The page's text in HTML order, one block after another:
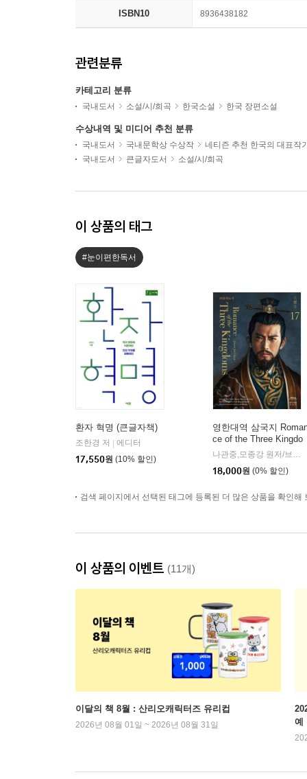
ISBN10 8936438182
관련분류
카테고리 분류
국내도서 소설/시/희곡 한국소설 한국 장편소설
수상내역 및 미디어 추천 분류
국내도서 국내문학상 수상작
네티즌 추천 한국의 대표작
국내도서
큰글자도서 소설/시/희곡
이 상품의 태그
#눈이편한독서
환자 혁명 (큰글자책)
조한경 저
에디터
17,550원 (10% 할인)
영한대역 삼국지
ce of the Three Kingdo
ms 17 (큰글자도서) 나관중,모종강 원저/브레윗 테일러,지민준 공역
18,000원 (0% 할인)
검색 페이지에서 선택된 태그에 등록된 더 많은 상품을 확인해
이 상품의 이벤트 (11개)
이달의 책 8월 : 산리오캐릭터즈 유리컵
2026년 08월 01일 ~ 2026년 08월 31일
예